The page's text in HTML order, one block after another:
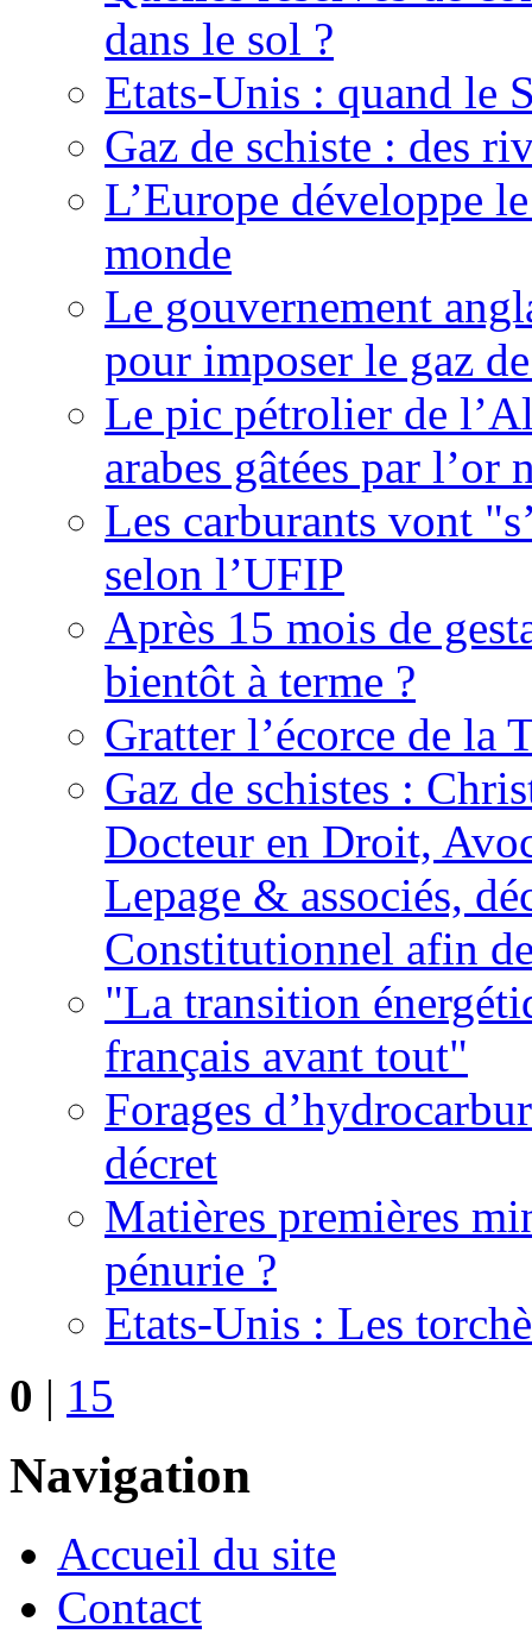
dans le sol ?
Etats-Unis : quand le
Gaz de schiste : des
L’Europe développe
monde
Le gouvernement
pour imposer le gaz
Le pic pétrolier de
arabes gâtées par l’or
Les carburants vont
selon l’UFIP
Après 15 mois de
bientôt à terme ?
Gratter l’écorce de la
Gaz de schistes :
Docteur en Droit,
Lepage & associés,
Constitutionnel afin
"La transition
français avant tout"
Forages
décret
Matières premières
pénurie ?
Etats-Unis : Les
0 | 15
Navigation
Accueil du site
Contact